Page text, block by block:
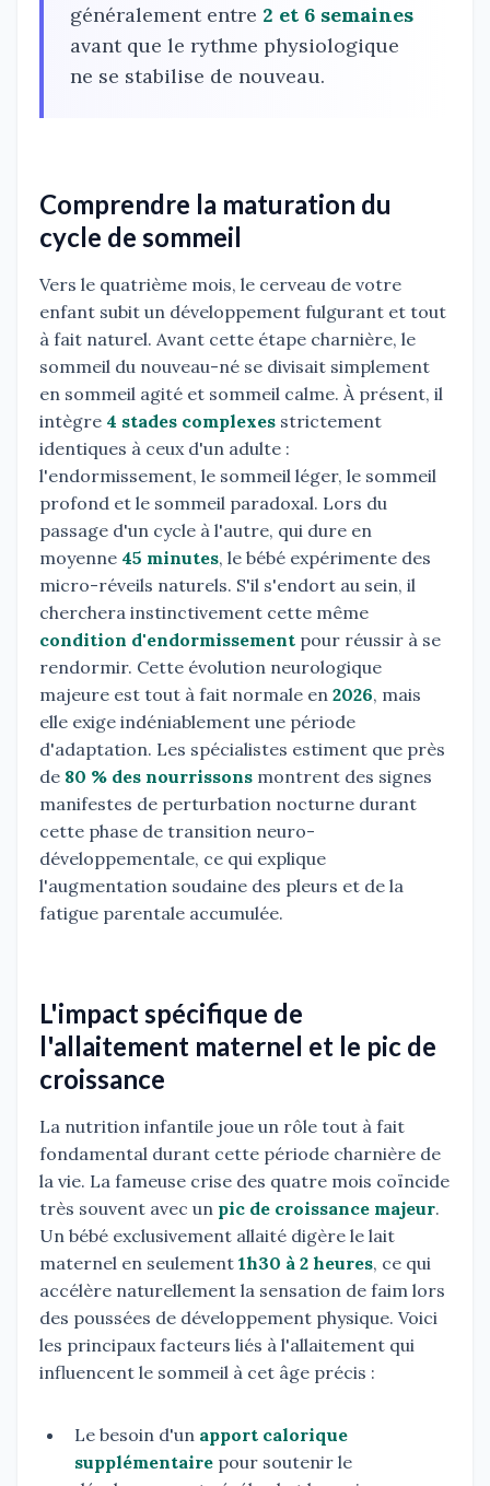
généralement entre 2 et 6 semaines
avant que le rythme physiologique
ne se stabilise de nouveau.
Comprendre la maturation du
cycle de sommeil
Vers le quatrième mois, le cerveau de votre
enfant subit un développement fulgurant et tout
à fait naturel. Avant cette étape charnière, le
sommeil du nouveau-né se divisait simplement
en sommeil agité et sommeil calme. À présent, il
intègre 4 stades complexes strictement
identiques à ceux d'un adulte :
l'endormissement, le sommeil léger, le sommeil
profond et le sommeil paradoxal. Lors du
passage d'un cycle à l'autre, qui dure en
moyenne 45 minutes, le bébé expérimente des
micro-réveils naturels. S'il s'endort au sein, il
cherchera instinctivement cette même
condition d'endormissement pour réussir à se
rendormir. Cette évolution neurologique
majeure est tout à fait normale en 2026, mais
elle exige indéniablement une période
d'adaptation. Les spécialistes estiment que près
de 80 % des nourrissons montrent des signes
manifestes de perturbation nocturne durant
cette phase de transition neuro-
développementale, ce qui explique
l'augmentation soudaine des pleurs et de la
fatigue parentale accumulée.
L'impact spécifique de
l'allaitement maternel et le pic de
croissance
La nutrition infantile joue un rôle tout à fait
fondamental durant cette période charnière de
la vie. La fameuse crise des quatre mois coïncide
très souvent avec un pic de croissance majeur.
Un bébé exclusivement allaité digère le lait
maternel en seulement 1h30 à 2 heures, ce qui
accélère naturellement la sensation de faim lors
des poussées de développement physique. Voici
les principaux facteurs liés à l'allaitement qui
influencent le sommeil à cet âge précis :
Le besoin d'un apport calorique
supplémentaire pour soutenir le